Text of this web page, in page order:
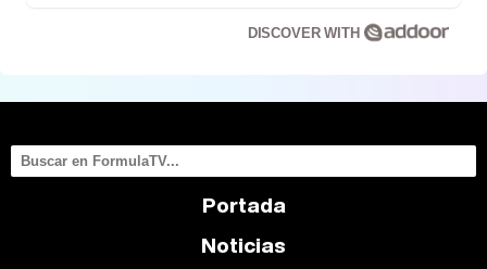
DISCOVER WITH
Portada
Noticias